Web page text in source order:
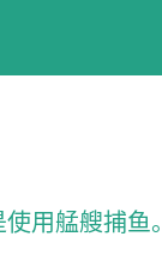
用艋艘捕鱼。